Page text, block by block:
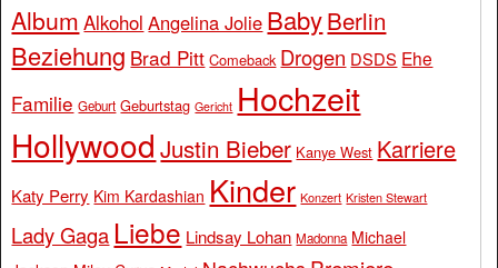
Album Alkohol Angelina Jolie BabyBerlin
Beziehung Brad Pitt Comeback Drogen DSDS Ehe
Familie Geburt Geburtstag Gericht Hochzeit
Hollywood Justin Bieber Kanye West Karriere
Katy Perry Kim Kardashian Kinder Konzert Kristen Stewart
Lady Gaga Liebe Lindsay Lohan Madonna Michael